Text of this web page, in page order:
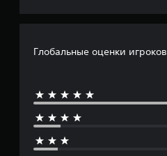
Глобальные оценки игроков